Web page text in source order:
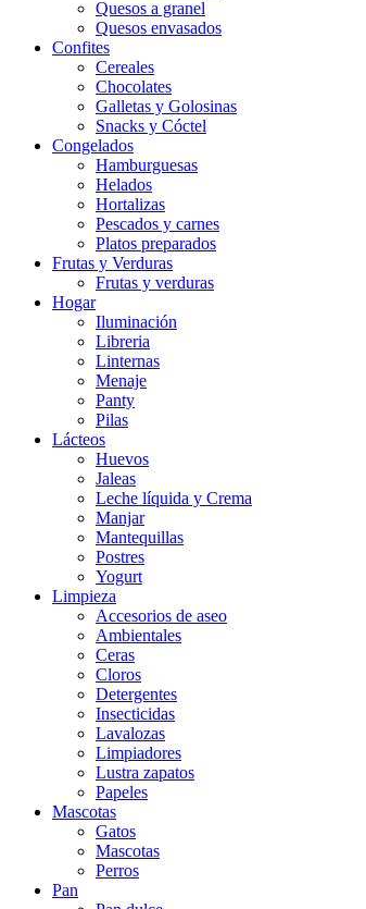
Quesos a granel
Quesos envasados
Confites
Cereales
Chocolates
Galletas y Golosinas
Snacks y Cóctel
Congelados
Hamburguesas
Helados
Hortalizas
Pescados y carnes
Platos preparados
Frutas y Verduras
Frutas y verduras
Hogar
Iluminación
Libreria
Linternas
Menaje
Panty
Pilas
Lácteos
Huevos
Jaleas
Leche líquida y Crema
Manjar
Mantequillas
Postres
Yogurt
Limpieza
Accesorios de aseo
Ambientales
Ceras
Cloros
Detergentes
Insecticidas
Lavalozas
Limpiadores
Lustra zapatos
Papeles
Mascotas
Gatos
Mascotas
Perros
Pan